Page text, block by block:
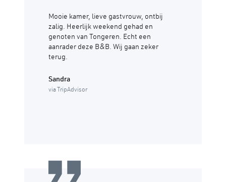
Mooie kamer, lieve gastvrouw, ontbij
zalig. Heerlijk weekend gehad en
genoten van Tongeren. Echt een
aanrader deze B&B. Wij gaan zeker
terug.
Sandra
via TripAdvisor